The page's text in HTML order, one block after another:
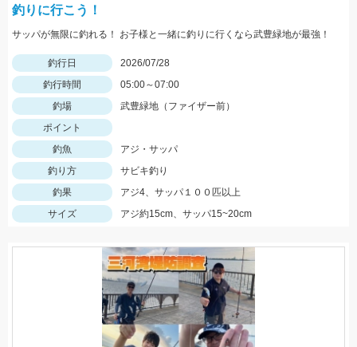
釣りに行こう！
サッパが無限に釣れる！ お子様と一緒に釣りに行くなら武豊緑地が最強！
釣行日
2026/07/28
釣行時間
05:00～07:00
釣場
武豊緑地（ファイザー前）
ポイント
釣魚
アジ・サッパ
釣り方
サビキ釣り
釣果
アジ4、サッパ１００匹以上
サイズ
アジ約15cm、サッパ15~20cm